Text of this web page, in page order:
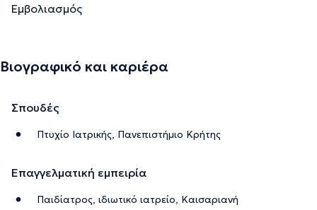
Εμβολιασμός
Βιογραφικό και καριέρα
Σπουδές
Πτυχίο Ιατρικής, Πανεπιστήμιο Κρήτης
Επαγγελματική εμπειρία
Παιδίατρος, ιδιωτικό ιατρείο, Καισαριανή